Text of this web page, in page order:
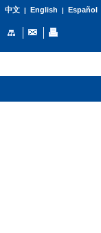
中文| English | Español